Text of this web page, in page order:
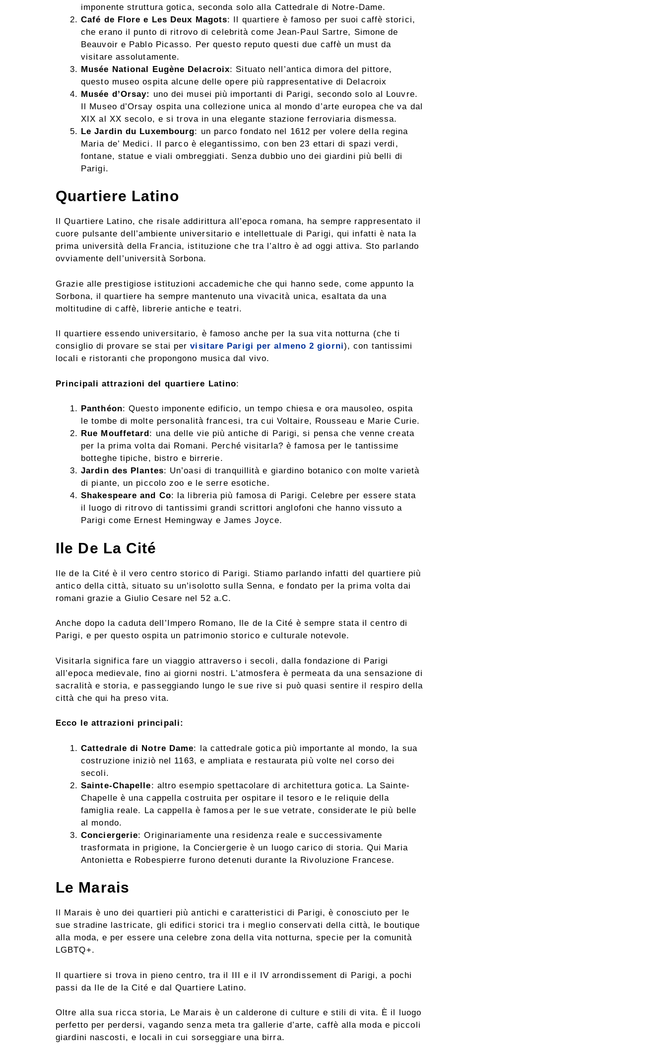
imponente struttura gotica, seconda solo alla Cattedrale di Notre-Dame.
Café de Flore e Les Deux Magots: Il quartiere è famoso per suoi caffè storici,
che erano il punto di ritrovo di celebrità come Jean-Paul Sartre, Simone de
Beauvoir e Pablo Picasso. Per questo reputo questi due caffè un must da
visitare assolutamente.
Musée National Eugène Delacroix: Situato nell’antica dimora del pittore,
questo museo ospita alcune delle opere più rappresentative di Delacroix
Musée d’Orsay: uno dei musei più importanti di Parigi, secondo solo al Louvre.
Il Museo d’Orsay ospita una collezione unica al mondo d’arte europea che va dal
XIX al XX secolo, e si trova in una elegante stazione ferroviaria dismessa.
Le Jardin du Luxembourg: un parco fondato nel 1612 per volere della regina
Maria de’ Medici. Il parco è elegantissimo, con ben 23 ettari di spazi verdi,
fontane, statue e viali ombreggiati. Senza dubbio uno dei giardini più belli di
Parigi.
Quartiere Latino
Il Quartiere Latino, che risale addirittura all’epoca romana, ha sempre rappresentato il
cuore pulsante dell’ambiente universitario e intellettuale di Parigi, qui infatti è nata la
prima università della Francia, istituzione che tra l’altro è ad oggi attiva. Sto parlando
ovviamente dell’università Sorbona.
Grazie alle prestigiose istituzioni accademiche che qui hanno sede, come appunto la
Sorbona, il quartiere ha sempre mantenuto una vivacità unica, esaltata da una
moltitudine di caffè, librerie antiche e teatri.
Il quartiere essendo universitario, è famoso anche per la sua vita notturna (che ti
consiglio di provare se stai per visitare Parigi per almeno 2 giorni), con tantissimi
locali e ristoranti che propongono musica dal vivo.
Principali attrazioni del quartiere Latino:
Panthéon: Questo imponente edificio, un tempo chiesa e ora mausoleo, ospita
le tombe di molte personalità francesi, tra cui Voltaire, Rousseau e Marie Curie.
Rue Mouffetard : una delle vie più antiche di Parigi, si pensa che venne creata
per la prima volta dai Romani. Perché visitarla? è famosa per le tantissime
botteghe tipiche, bistro e birrerie.
Jardin des Plantes: Un’oasi di tranquillità e giardino botanico con molte varietà
di piante, un piccolo zoo e le serre esotiche.
Shakespeare and Co: la libreria più famosa di Parigi. Celebre per essere stata
il luogo di ritrovo di tantissimi grandi scrittori anglofoni che hanno vissuto a
Parigi come Ernest Hemingway e James Joyce.
Ile De La Cité
Ile de la Cité è il vero centro storico di Parigi. Stiamo parlando infatti del quartiere più
antico della città, situato su un’isolotto sulla Senna, e fondato per la prima volta dai
romani grazie a Giulio Cesare nel 52 a.C.
Anche dopo la caduta dell’Impero Romano, lle de la Cité è sempre stata il centro di
Parigi, e per questo ospita un patrimonio storico e culturale notevole.
Visitarla significa fare un viaggio attraverso i secoli, dalla fondazione di Parigi
all’epoca medievale, fino ai giorni nostri. L’atmosfera è permeata da una sensazione di
sacralità e storia, e passeggiando lungo le sue rive si può quasi sentire il respiro della
città che qui ha preso vita.
Ecco le attrazioni principali:
Cattedrale di Notre Dame: la cattedrale gotica più importante al mondo, la sua
costruzione iniziò nel 1163, e ampliata e restaurata più volte nel corso dei
secoli.
Sainte-Chapelle: altro esempio spettacolare di architettura gotica. La Sainte-
Chapelle è una cappella costruita per ospitare il tesoro e le reliquie della
famiglia reale. La cappella è famosa per le sue vetrate, considerate le più belle
al mondo.
Conciergerie: Originariamente una residenza reale e successivamente
trasformata in prigione, la Conciergerie è un luogo carico di storia. Qui Maria
Antonietta e Robespierre furono detenuti durante la Rivoluzione Francese.
Le Marais
Il Marais è uno dei quartieri più antichi e caratteristici di Parigi, è conosciuto per le
sue stradine lastricate, gli edifici storici tra i meglio conservati della città, le boutique
alla moda, e per essere una celebre zona della vita notturna, specie per la comunità
LGBTQ+.
Il quartiere si trova in pieno centro, tra il III e il IV arrondissement di Parigi, a pochi
passi da Ile de la Cité e dal Quartiere Latino.
Oltre alla sua ricca storia, Le Marais è un calderone di culture e stili di vita. È il luogo
perfetto per perdersi, vagando senza meta tra gallerie d’arte, caffè alla moda e piccoli
giardini nascosti, e locali in cui sorseggiare una birra.